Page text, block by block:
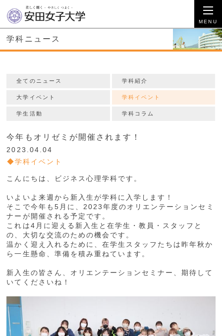
学科ニュース
全てのニュース 学科紹介
大学イベント 学科イベント
学生活動 学科コラム
今年もオリゼミが開催されます！
2023.04.04
学科イベント
こんにちは、ビジネス心理学科です。
いよいよ来週から新入生が学科に入学します！
そこで今年も5月に、2023年度のオリエンテーションセミ
ナーが開催される予定です。
これは4月に迎える新入生と在学生・教員・スタッフと
の、大切な交流のための機会です。
温かく迎え入れるために、在学生スタッフたちは昨年秋か
ら一生懸命、準備を積み重ねています。
新入生の皆さん、オリエンテーションセミナー、期待して
いてくださいね！